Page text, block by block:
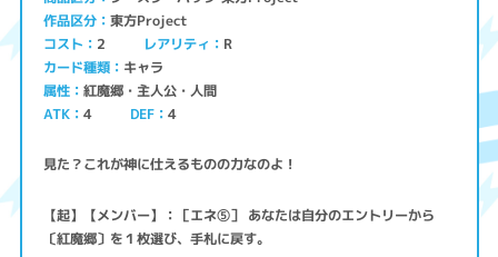
作品区分 東方Project
コスト 2 レアリティ R
カード種類 キャラ
属性 紅魔郷・主人公・人間
ATK 4 DEF 4
見た？これが神に仕えるものの力なのよ！
【起】【メンバー】：［エネ⑤］ あなたは自分のエントリーから
〔紅魔郷〕を１枚選び、手札に戻す。